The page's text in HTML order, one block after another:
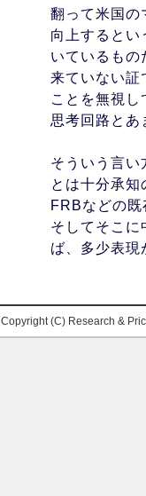
翻って米国の
向上するとい
いているもの
来ていない証
ことを無視
思考回路とあ
そういう言
とは十分承
FRBなどの
そしてそこに
ば、多少表現
Copyright (C) Research &